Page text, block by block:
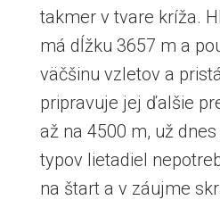
takmer v tvare kríža.
má dĺžku 3657 m a
väčšinu vzletov a
pripravuje jej ďalšie
až na 4500 m, už
typov lietadiel
na štart a v záujme